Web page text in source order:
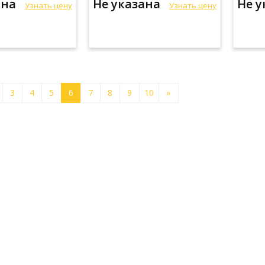
Узнать цену Не указана Узнать цену Не
3 4 5 6 7 8 9 10 »